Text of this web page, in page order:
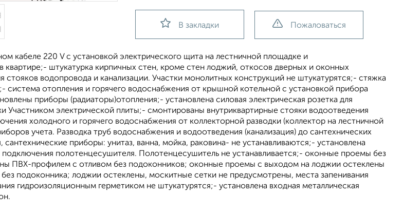
В закладки Пожаловаться
кабеле 220 V с установкой электрического щита на лестничной площадке и
квартире;- штукатурка кирпичных стен, кроме стен лоджий, откосов дверных и оконных
водопровода и канализации. Участки монолитных конструкций не штукатурятся;- стяжка
система отопления и горячего водоснабжения от крышной котельной с установкой прибора
приборы (радиаторы)отопления;- установлена силовая электрическая розетка для
Участником электрической плиты;- смонтированы внутриквартирные стояки водоотведения
холодного и горячего водоснабжения от коллекторной разводки (коллектор на лестничной
учета. Разводка труб водоснабжения и водоотведения (канализация) до сантехнических
сантехнические приборы: унитаз, ванна, мойка, раковина- не устанавливаются;- установлена
подключения полотенцесушителя. Полотенцесушитель не устанавливается;- оконные проемы без
ПВХ-профилем с отливом без подоконников; оконные проемы с выходом на лоджии остеклены
подоконника; лоджии остеклены, москитные сетки не предусмотрены, места запенивания
гидроизоляционным герметиком не штукатурятся;- установлена входная металлическая